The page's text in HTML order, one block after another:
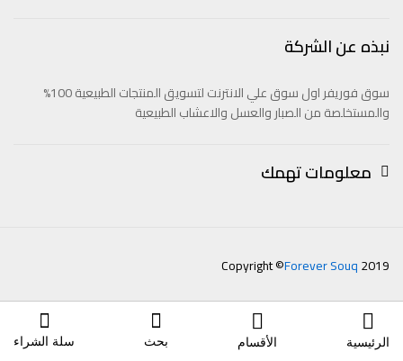
نبذه عن الشركة
سوق فوريفر اول سوق علي الانترنت لتسويق المنتجات الطبيعية 100%
والمستخلصة من الصبار والعسل والاعشاب الطبيعية
معلومات تهمك
Copyright ©Forever Souq2019
الرئيسية الأقسام بحث سلة الشراء